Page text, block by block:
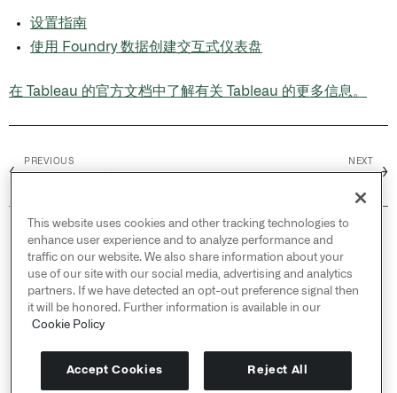
设置指南
使用 Foundry 数据创建交互式仪表盘
在 Tableau 的官方文档中了解有关 Tableau 的更多信息。
←
PREVIOUS NEXT
→
© 2026 Palantir Technologies Inc. All rights
reserved.
Cookies Statement ↗
Privacy Statement ↗
Terms of Use ↗
Do Not Sell or Share My Personal Information
This website uses cookies and other tracking technologies to
enhance user experience and to analyze performance and
traffic on our website. We also share information about your
use of our site with our social media, advertising and analytics
partners. If we have detected an opt-out preference signal then
it will be honored. Further information is available in our
Cookie Policy
Accept Cookies Reject All